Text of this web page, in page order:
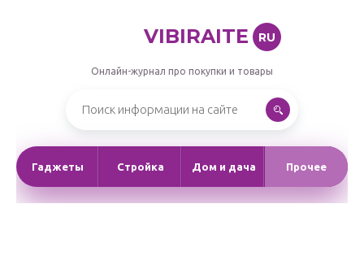
VIBIRAITE RU
Онлайн-журнал про покупки и товары
Гаджеты Стройка Дом и дача Прочее